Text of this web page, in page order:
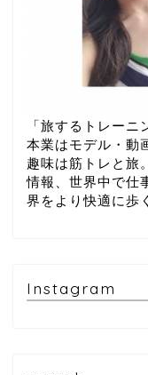
「旅するトレーニ
本業はモデル・動
趣味は筋トレと旅
情報、世界中で仕
界をより快適に歩
Instagram